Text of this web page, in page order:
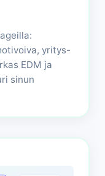
yritys-
EDM ja
sinun